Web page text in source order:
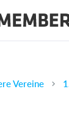
Vereine